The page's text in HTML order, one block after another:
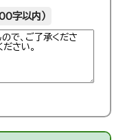
字以内）